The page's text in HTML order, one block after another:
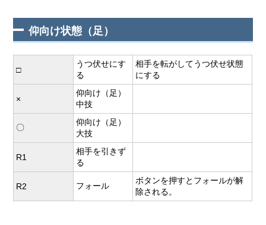
仰向け状態（足）
□
うつ伏せにす
る
相手を転がしてうつ伏せ状態
にする
×
仰向け（足）
中技
〇
仰向け（足）
大技
R1
相手を引きず
る
R2 フォール
ボタンを押すとフォールが解
除される。